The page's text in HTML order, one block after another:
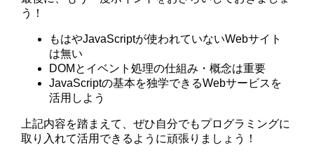
う！
もはやJavaScriptが使われていないWebサイト
は無い
DOMとイベント処理の仕組み・概念は重要
JavaScriptの基本を独学できるWebサービスを
活用しよう
上記内容を踏まえて、ぜひ自分でもプログラミングに
取り入れて活用できるように頑張りましょう！